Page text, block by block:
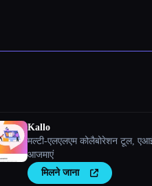
Kallo
मल्टी-एलएलएम कोलैबोरेशन टूल,
आजमाएं
मिलने जाना